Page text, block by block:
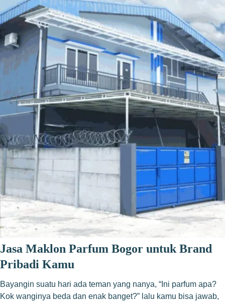
Jasa Maklon Parfum Bogor untuk Brand
Pribadi Kamu
Bayangin suatu hari ada teman yang nanya, “Ini parfum apa?
Kok wanginya beda dan enak banget?” lalu kamu bisa jawab,